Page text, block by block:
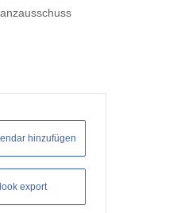
hinzufügen
export